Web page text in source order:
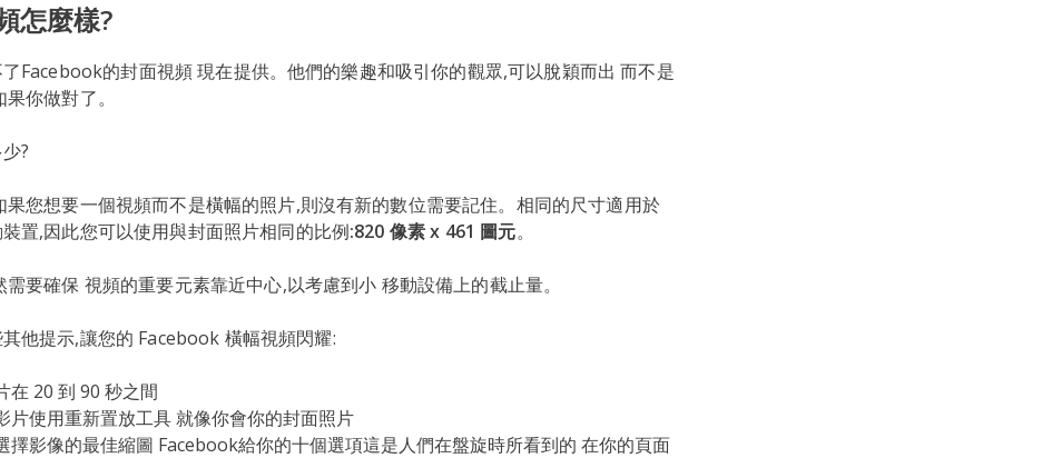
怎麼樣?
Facebook的封面視頻 現在提供。他們的樂趣和吸引你的觀眾,可以脫穎而出 而不是
你做對了。
?
果您想要一個視頻而不是橫幅的照片,則沒有新的數位需要記住。相同的尺寸適用於
置,因此您可以使用與封面照片相同的比例:820 像素 x 461 圖元。
需要確保 視頻的重要元素靠近中心,以考慮到小 移動設備上的截止量。
他提示,讓您的 Facebook 橫幅視頻閃耀:
在 20 到 90 秒之間
片使用重新置放工具 就像你會你的封面照片
擇影像的最佳縮圖 Facebook給你的十個選項這是人們在盤旋時所看到的 在你的頁面